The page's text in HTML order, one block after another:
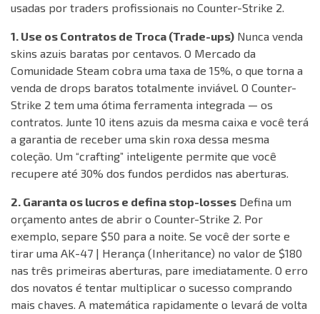
usadas por traders profissionais no Counter-Strike 2.
1. Use os Contratos de Troca (Trade-ups) Nunca venda
skins azuis baratas por centavos. O Mercado da
Comunidade Steam cobra uma taxa de 15%, o que torna a
venda de drops baratos totalmente inviável. O Counter-
Strike 2 tem uma ótima ferramenta integrada — os
contratos. Junte 10 itens azuis da mesma caixa e você terá
a garantia de receber uma skin roxa dessa mesma
coleção. Um “crafting” inteligente permite que você
recupere até 30% dos fundos perdidos nas aberturas.
2. Garanta os lucros e defina stop-losses Defina um
orçamento antes de abrir o Counter-Strike 2. Por
exemplo, separe $50 para a noite. Se você der sorte e
tirar uma AK-47 | Herança (Inheritance) no valor de $180
nas três primeiras aberturas, pare imediatamente. O erro
dos novatos é tentar multiplicar o sucesso comprando
mais chaves. A matemática rapidamente o levará de volta